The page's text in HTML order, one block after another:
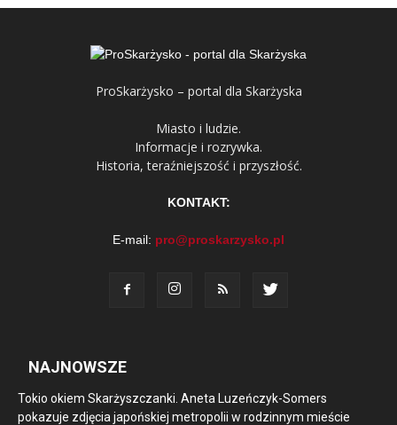
ProSkarżysko – portal dla Skarżyska
Miasto i ludzie.
Informacje i rozrywka.
Historia, teraźniejszość i przyszłość.
KONTAKT:
E-mail: pro@proskarzysko.pl
NAJNOWSZE
Tokio okiem Skarżyszczanki. Aneta Luzeńczyk-Somers
pokazuje zdjęcia japońskiej metropolii w rodzinnym mieście